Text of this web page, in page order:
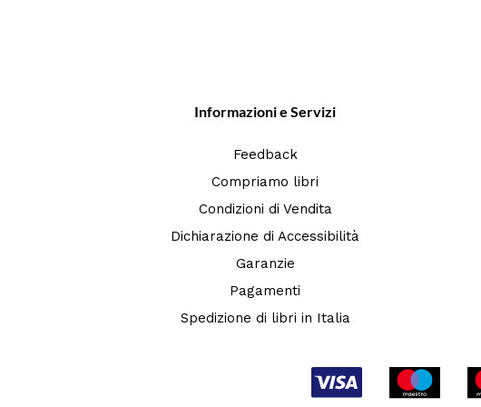
Informazioni e Servizi
Feedback
Compriamo libri
Condizioni di Vendita
Dichiarazione di Accessibilità
Garanzie
Pagamenti
Spedizione di libri in Italia